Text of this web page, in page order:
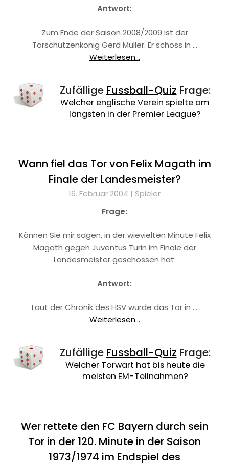
Antwort:
Zum Ende der Saison 2008/2009 ist der
Torschützenkönig Gerd Müller. Er schoss in …
Weiterlesen...
Zufällige Fussball-Quiz Frage:
Welcher englische Verein spielte am
längsten in der Premier League?
Wann fiel das Tor von Felix Magath im
Finale der Landesmeister?
16. Februar 2004 | Spieler
Frage:
Können Sie mir sagen, in der wievielten Minute Felix
Magath gegen Juventus Turin im Finale der
Landesmeister geschossen hat.
Antwort:
Laut der Chronik des HSV wurde das Tor in …
Weiterlesen...
Zufällige Fussball-Quiz Frage:
Welcher Torwart hat bis heute die
meisten EM-Teilnahmen?
Wer rettete den FC Bayern durch sein
Tor in der 120. Minute in der Saison
1973/1974 im Endspiel des